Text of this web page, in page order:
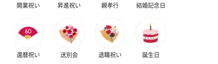
開業祝い 昇進祝い 親孝行 結婚記念日
還暦祝い 送別会 退職祝い 誕生日